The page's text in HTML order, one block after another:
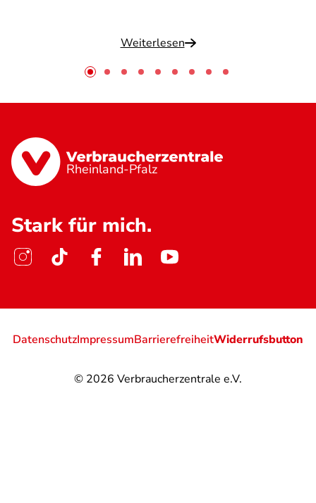
Weiterlesen
Rheinland-Pfalz
Stark für mich.
© 2026 Verbraucherzentrale e.V.
DatenschutzImpressumBarrierefreiheitWiderrufsbutton